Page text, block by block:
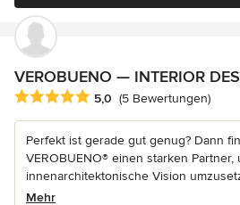
VEROBUENO — INTERIOR
Durchschnittliche Bewertung: 5 von
5,0 (5 Bewertungen)
Perfekt ist gerade gut genug? Dann
VEROBUENO® einen starken Partner,
innenarchitektonische Vision
Mehr